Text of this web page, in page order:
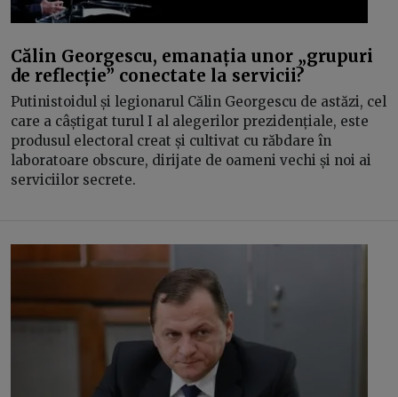
Călin Georgescu, emanația unor „grupuri
de reflecție” conectate la servicii?
Putinistoidul și legionarul Călin Georgescu de astăzi, cel
care a câștigat turul I al alegerilor prezidențiale, este
produsul electoral creat și cultivat cu răbdare în
laboratoare obscure, dirijate de oameni vechi și noi ai
serviciilor secrete.